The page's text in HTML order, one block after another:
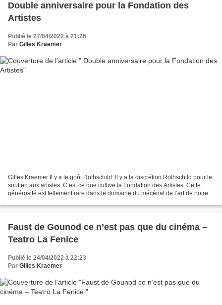
Double anniversaire pour la Fondation des
Artistes
Publié le 27/04/2022 à 21:26
Par Gilles Kraemer
Gilles Kraemer Il y a le goût Rothschild. Il y a la discrétion Rothschild pour le
soutien aux artistes. C’est ce que cultive la Fondation des Artistes. Cette
générosité est tellement rare dans le domaine du mécénat de l’art de notre
Faust de Gounod ce n’est pas que du cinéma –
Teatro La Fenice
Publié le 24/04/2022 à 22:23
Par Gilles Kraemer